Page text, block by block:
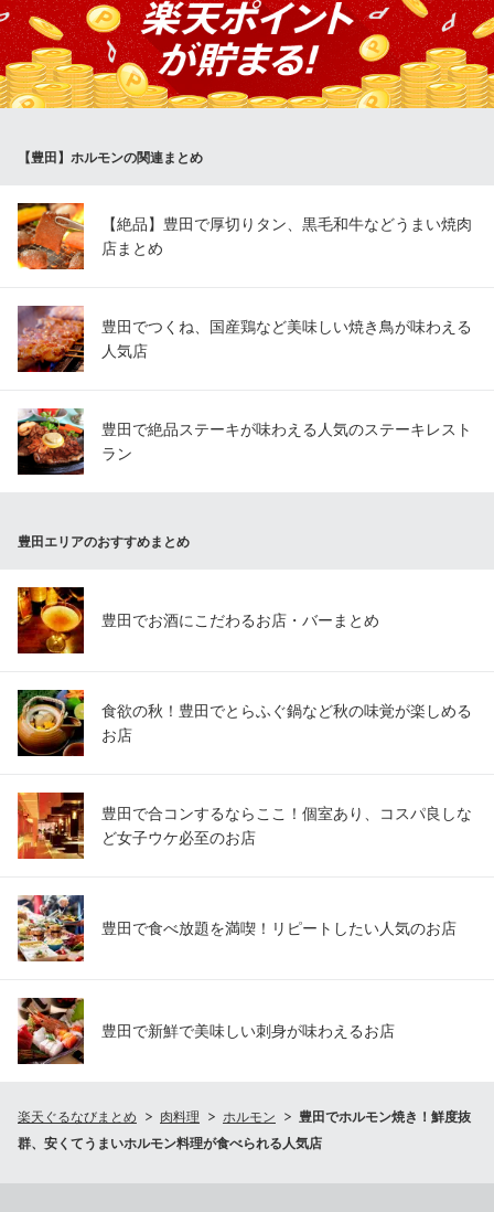
旨味を閉じ込めます。 口に入れた瞬間の、炭の香りとジューシー
な肉汁がたまらない、美味しい肉の味わいをお楽しみ下さい。
炭火焼肉 朝日亭 豊栄店
愛知県豊田市豊栄町3-35
【豊田】ホルモンの関連まとめ
【絶品】豊田で厚切りタン、黒毛和牛などうまい焼肉
店まとめ
豊田でつくね、国産鶏など美味しい焼き鳥が味わえる
人気店
豊田で絶品ステーキが味わえる人気のステーキレスト
ラン
豊田エリアのおすすめまとめ
豊田でお酒にこだわるお店・バーまとめ
食欲の秋！豊田でとらふぐ鍋など秋の味覚が楽しめる
お店
豊田で合コンするならここ！個室あり、コスパ良しな
ど女子ウケ必至のお店
豊田で食べ放題を満喫！リピートしたい人気のお店
豊田で新鮮で美味しい刺身が味わえるお店
楽天ぐるなびまとめ 肉料理 ホルモン
豊田でホルモン焼き！鮮度抜
群、安くてうまいホルモン料理が食べられる人気店